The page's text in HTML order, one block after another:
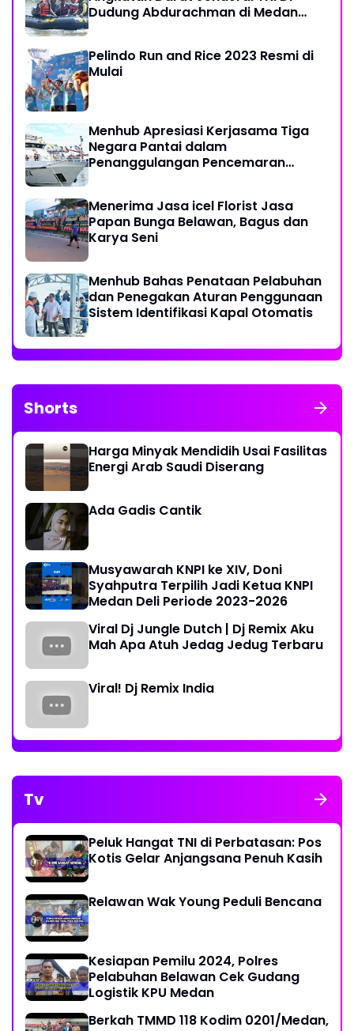
Dudung Abdurachman di Medan
Pelindo Run and Rice 2023 Resmi di
Mulai
Menhub Apresiasi Kerjasama Tiga
Negara Pantai dalam
Penanggulangan Pencemaran
Menerima Jasa icel Florist Jasa
Papan Bunga Belawan, Bagus dan
Karya Seni
Menhub Bahas Penataan Pelabuhan
dan Penegakan Aturan Penggunaan
Sistem Identifikasi Kapal Otomatis
Shorts
Harga Minyak Mendidih Usai Fasilitas
Energi Arab Saudi Diserang
Ada Gadis Cantik
Musyawarah KNPI ke XIV, Doni
Syahputra Terpilih Jadi Ketua KNPI
Medan Deli Periode 2023-2026
Viral Dj Jungle Dutch | Dj Remix Aku
Mah Apa Atuh Jedag Jedug Terbaru
Viral! Dj Remix India
Tv
Peluk Hangat TNI di Perbatasan: Pos
Kotis Gelar Anjangsana Penuh Kasih
Relawan Wak Young Peduli Bencana
Kesiapan Pemilu 2024, Polres
Pelabuhan Belawan Cek Gudang
Logistik KPU Medan
Berkah TMMD 118 Kodim 0201/Medan,